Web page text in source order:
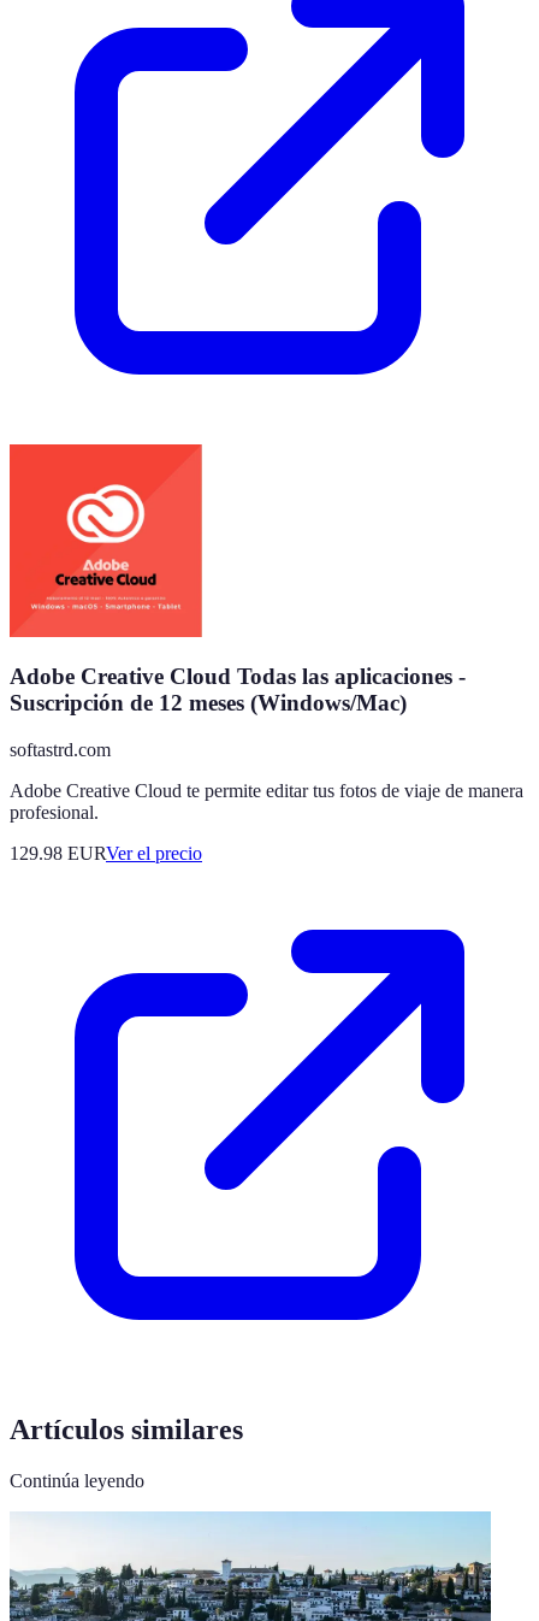
Adobe Creative Cloud Todas las aplicaciones -
Suscripción de 12 meses (Windows/Mac)
softastrd.com
Adobe Creative Cloud te permite editar tus fotos de viaje de manera
profesional.
129.98 EURVer el precio
Artículos similares
Continúa leyendo